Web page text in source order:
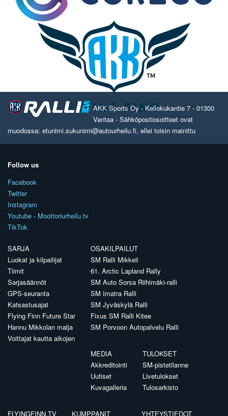
AKK Sports Oy - Kellokukantie 7 - 01300
Vantaa - Sähköpostiosoitteet ovat
muodossa: etunimi.sukunimi@autourheilu.fi, ellei toisin mainittu
Follow us
Facebook
Twitter
Instagram
Youtube - Moottoriurheilu.tv
TikTok
SARJA
Luokat ja kilpailijat
Tiimit
Sarjasäännöt
GPS-seuranta
Katsastusajat
Flying Finn Future Star
Hannu Mikkolan malja
Voittajat kautta aikojen
OSAKILPAILUT
SM Ralli Mikkeli
61. Arctic Lapland Rally
SM Auto Sorsa Riihimäki-ralli
SM Imatra Ralli
SM Jyväskylä Ralli
Fixus SM Ralli Kitee
SM Porvoon Autopalvelu Ralli
MEDIA
Akkreditointi
Uutiset
Kuvagalleria
TULOKSET
SM-pistetilanne
Livetulokset
Tulosarkisto
FLYINGFINN.TV KUMPPANIT YHTEYSTIEDOT